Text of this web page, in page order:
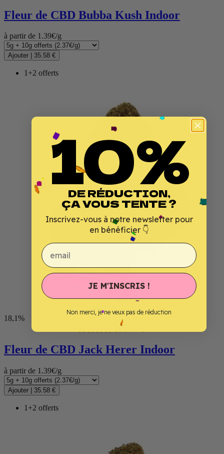
Fleur de CBD Bubba Kush Indoor
à partir de 1.39€/g
Ajouter 35.58 €
1+2 offerts
18,1%
Fleur de CBD Jack Herer Indoor
à partir de 1.39€/g
Ajouter 35.58 €
1+2 offerts
10%
DE RÉDUCTION,
ÇA VOUS TENTE ?
Inscrivez-vous à notre newsletter pour
en bénéficier 👇
email
JE M'INSCRIS !
Non merci, je ne veux pas de réduction